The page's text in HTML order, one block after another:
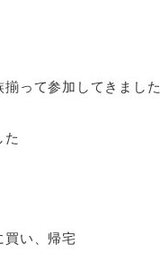
って参加してきました
た
買い、帰宅